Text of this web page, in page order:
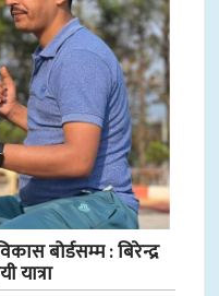
बोर्डसम्म : बिरेन्द्र
यात्रा